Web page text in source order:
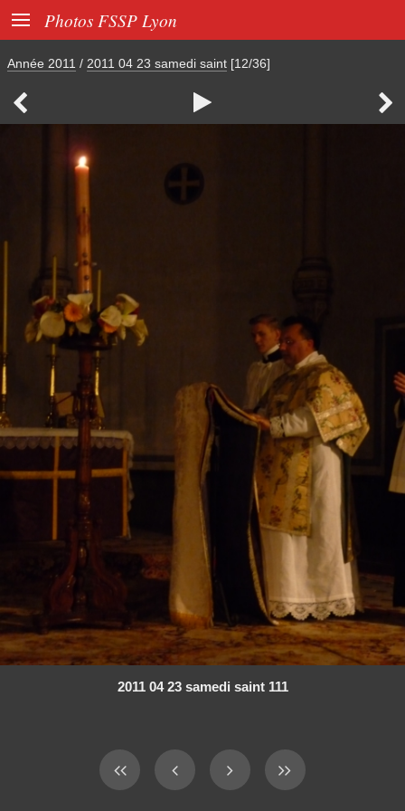
 Photos FSSP Lyon
Année 2011 / 2011 04 23 samedi saint [12/36]
  
2011 04 23 samedi saint 111